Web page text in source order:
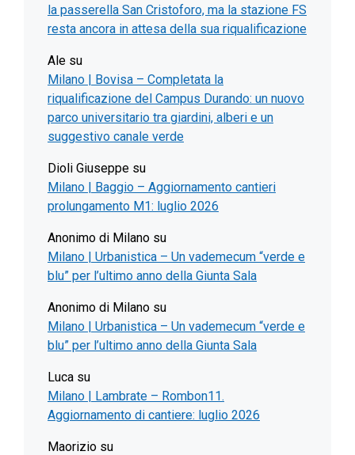
la passerella San Cristoforo, ma la stazione FS
resta ancora in attesa della sua riqualificazione
Ale su
Milano | Bovisa – Completata la
riqualificazione del Campus Durando: un nuovo
parco universitario tra giardini, alberi e un
suggestivo canale verde
Dioli Giuseppe su
Milano | Baggio – Aggiornamento cantieri
prolungamento M1: luglio 2026
Anonimo di Milano su
Milano | Urbanistica – Un vademecum “verde e
blu” per l’ultimo anno della Giunta Sala
Anonimo di Milano su
Milano | Urbanistica – Un vademecum “verde e
blu” per l’ultimo anno della Giunta Sala
Luca su
Milano | Lambrate – Rombon11.
Aggiornamento di cantiere: luglio 2026
Maorizio su